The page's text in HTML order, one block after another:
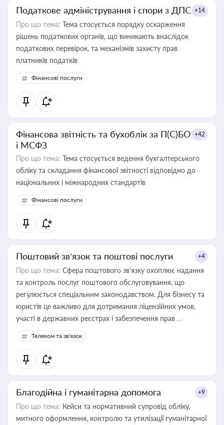
Податкове адміністрування і спори з ДПС +14
Про що тема: Тема стосується порядку оскарження
рішень податкових органів, що виникають внаслідок
податкових перевірок, та механізмів захисту прав
платників податків
Фінансові послуги
Фінансова звітність та бухоблік за П(С)БО
і МСФЗ
+42
Про що тема: Тема стосується ведення бухгалтерського
обліку та складання фінансової звітності відповідно до
національних і міжнародних стандартів
Фінансові послуги
Поштовий зв’язок та поштові послуги +4
Про що тема: Сфера поштового зв’язку охоплює надання
та контроль послуг поштового обслуговування, що
регулюється спеціальним законодавством. Для бізнесу та
юристів це важливо для дотримання ліцензійних умов,
участі в державних реєстрах і забезпечення прав
споживачів.
Телеком та зв'язок
Благодійна і гуманітарна допомога +9
Про що тема: Кейси та нормативний супровід обліку,
митного оформлення, контролю та утилізації гуманітарної